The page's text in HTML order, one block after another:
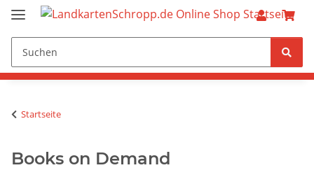
Startseite
Books on Demand